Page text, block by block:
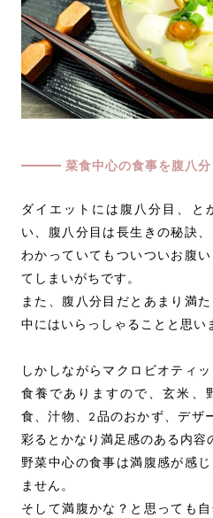
菜食中心の食事を腹八
ダイエットには腹八分目、と
い、腹八分目は長生きの秘訣
わかっていてもついついお腹
てしまいがちです。
また、腹八分目だとあまり満
中にはいらっしゃることと思い
しかしながらマクロビオティ
食養でありますので、玄米、
食、汁物、2品のおかず、デザ
彩るとかなり満足感のある内容
野菜中心の食事は満腹感が感
ません。
そして満腹かな？と思っても